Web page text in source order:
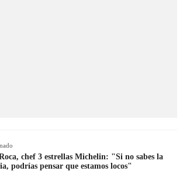
chef 3 estrellas Michelin: "Si no sabes la
podrías pensar que estamos locos"